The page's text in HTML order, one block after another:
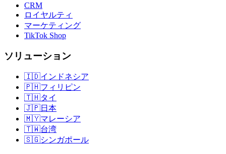
CRM
ロイヤルティ
マーケティング
TikTok Shop
ソリューション
🇮🇩インドネシア
🇵🇭フィリピン
🇹🇭タイ
🇯🇵日本
🇲🇾マレーシア
🇹🇼台湾
🇸🇬シンガポール